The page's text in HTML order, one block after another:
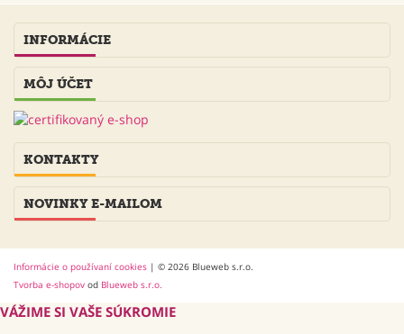
INFORMÁCIE
MÔJ ÚČET
KONTAKTY
NOVINKY E-MAILOM
Informácie o používaní cookies | © 2026 Blueweb s.r.o.
Tvorba e-shopov od Blueweb s.r.o.
VÁŽIME SI VAŠE SÚKROMIE